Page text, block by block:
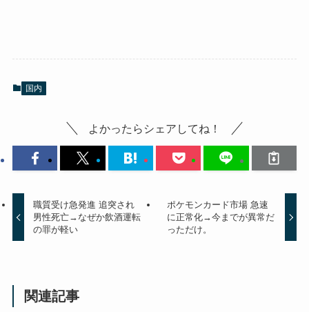
国内
よかったらシェアしてね！
職質受け急発進 追突され
男性死亡→なぜか飲酒運転
の罪が軽い
ポケモンカード市場 急速
に正常化→今までが異常だ
っただけ。
関連記事